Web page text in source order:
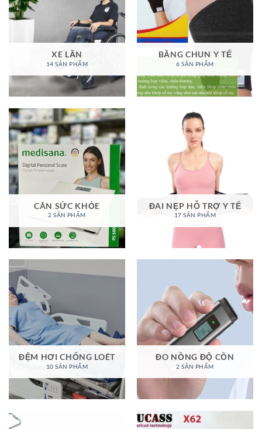
XE LĂN
14 SẢN PHẨM
BĂNG CHUN Y TẾ
6 SẢN PHẨM
CÂN SỨC KHỎE
2 SẢN PHẨM
ĐAI NẸP HỖ TRỢ Y TẾ
17 SẢN PHẨM
ĐỆM HƠI CHỐNG LOÉT
10 SẢN PHẨM
ĐO NỒNG ĐỘ CỒN
2 SẢN PHẨM